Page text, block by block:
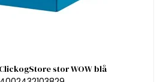
stor WOW blå